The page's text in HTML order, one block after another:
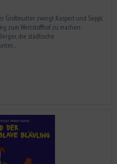
Großmutter zwingt Kasperl und Seppl,
zum Wertstoffhof zu machen.
die städtische